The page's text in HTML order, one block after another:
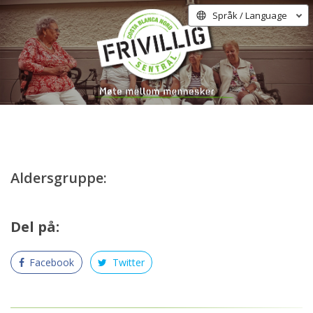
Språk / Language
Aldersgruppe:
Del på:
Facebook Twitter